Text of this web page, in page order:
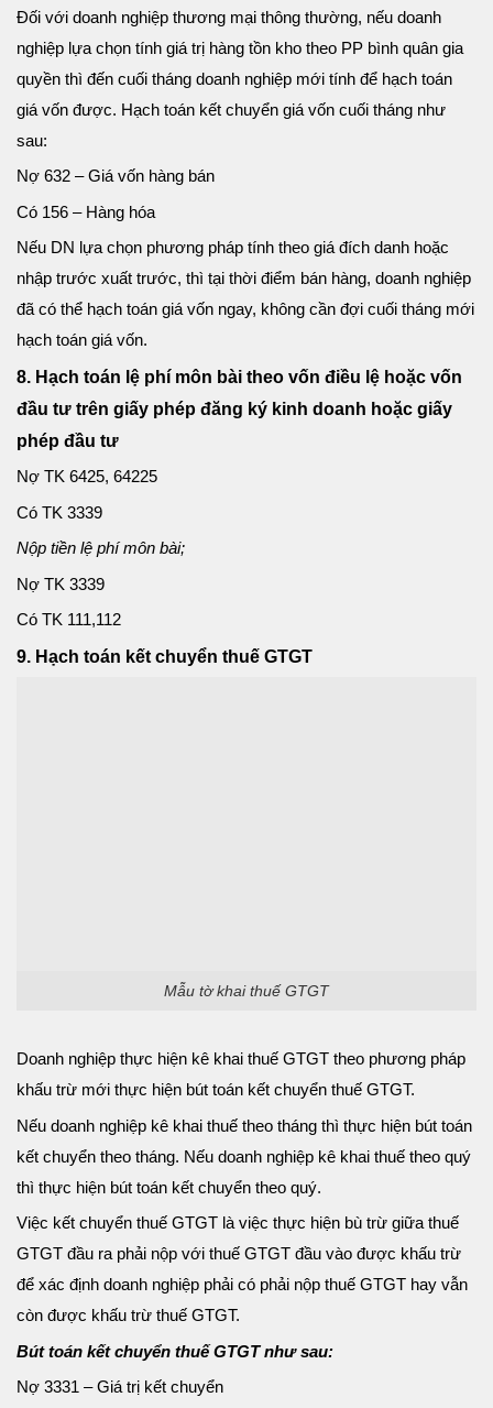
Đối với doanh nghiệp thương mại thông thường, nếu doanh
nghiệp lựa chọn tính giá trị hàng tồn kho theo PP bình quân gia
quyền thì đến cuối tháng doanh nghiệp mới tính để hạch toán
giá vốn được. Hạch toán kết chuyển giá vốn cuối tháng như
sau:
Nợ 632 – Giá vốn hàng bán
Có 156 – Hàng hóa
Nếu DN lựa chọn phương pháp tính theo giá đích danh hoặc
nhập trước xuất trước, thì tại thời điểm bán hàng, doanh nghiệp
đã có thể hạch toán giá vốn ngay, không cần đợi cuối tháng mới
hạch toán giá vốn.
8. Hạch toán lệ phí môn bài theo vốn điều lệ hoặc vốn
đầu tư trên giấy phép đăng ký kinh doanh hoặc giấy
phép đầu tư
Nợ TK 6425, 64225
Có TK 3339
Nộp tiền lệ phí môn bài;
Nợ TK 3339
Có TK 111,112
9. Hạch toán kết chuyển thuế GTGT
Mẫu tờ khai thuế GTGT
Doanh nghiệp thực hiện kê khai thuế GTGT theo phương pháp
khấu trừ mới thực hiện bút toán kết chuyển thuế GTGT.
Nếu doanh nghiệp kê khai thuế theo tháng thì thực hiện bút toán
kết chuyển theo tháng. Nếu doanh nghiệp kê khai thuế theo quý
thì thực hiện bút toán kết chuyển theo quý.
Việc kết chuyển thuế GTGT là việc thực hiện bù trừ giữa thuế
GTGT đầu ra phải nộp với thuế GTGT đầu vào được khấu trừ
để xác định doanh nghiệp phải có phải nộp thuế GTGT hay vẫn
còn được khấu trừ thuế GTGT.
Bút toán kết chuyển thuế GTGT như sau:
Nợ 3331 – Giá trị kết chuyển